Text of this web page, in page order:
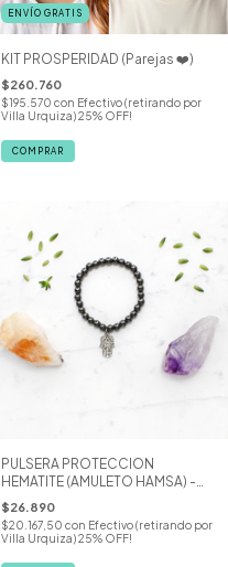
ENVÍO GRATIS
KIT PROSPERIDAD (Parejas ❤️)
$260.760
$195.570 con Efectivo (retirando por
Villa Urquiza) 25% OFF!
COMPRAR
PULSERA PROTECCION
HEMATITE (AMULETO HAMSA) -
HOMBRE
$26.890
$20.167,50 con Efectivo (retirando por
Villa Urquiza) 25% OFF!